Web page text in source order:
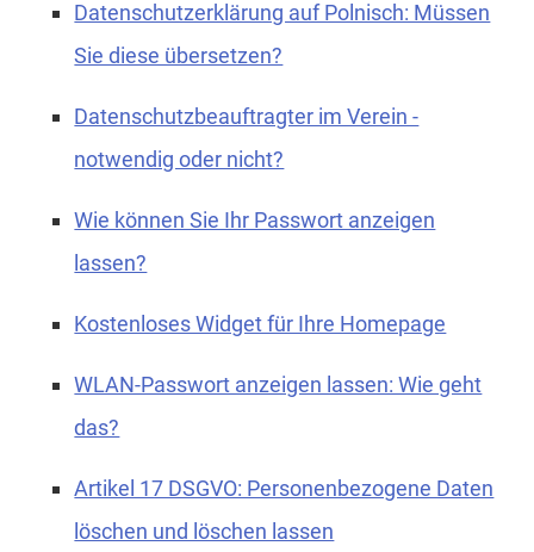
Datenschutzerklärung auf Polnisch: Müssen
Sie diese übersetzen?
Datenschutzbeauftragter im Verein -
notwendig oder nicht?
Wie können Sie Ihr Passwort anzeigen
lassen?
Kostenloses Widget für Ihre Homepage
WLAN-Passwort anzeigen lassen: Wie geht
das?
Artikel 17 DSGVO: Personenbezogene Daten
löschen und löschen lassen